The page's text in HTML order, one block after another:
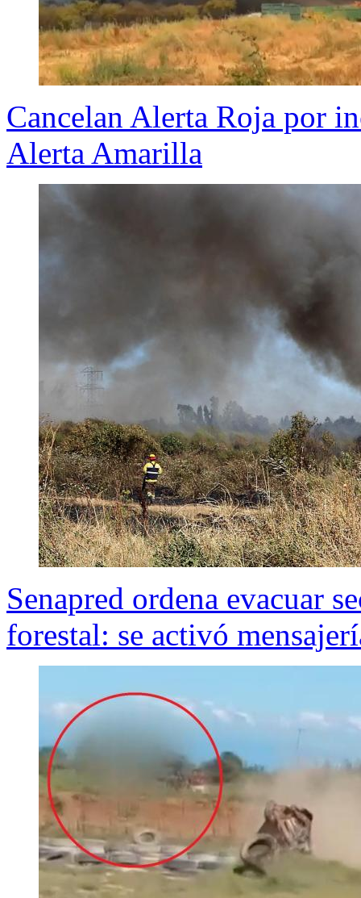
Cancelan Alerta Roja por
Alerta Amarilla
Senapred ordena evacuar
forestal: se activó